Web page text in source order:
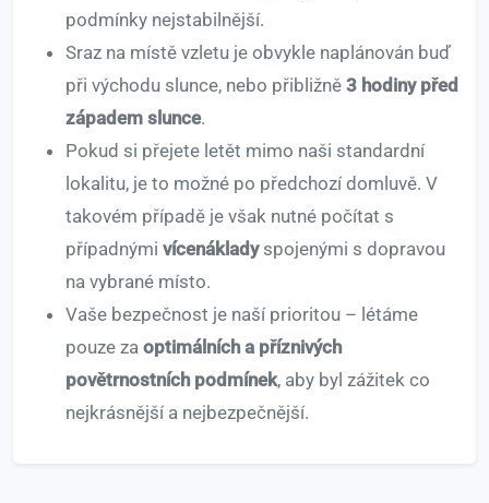
podmínky nejstabilnější.
Sraz na místě vzletu je obvykle naplánován buď
při východu slunce, nebo přibližně 3 hodiny před
západem slunce.
Pokud si přejete letět mimo naši standardní
lokalitu, je to možné po předchozí domluvě. V
takovém případě je však nutné počítat s
případnými vícenákladyspojenými s dopravou
na vybrané místo.
Vaše bezpečnost je naší prioritou – létáme
pouze za optimálních a příznivých
povětrnostních podmínek, aby byl zážitek co
nejkrásnější a nejbezpečnější.